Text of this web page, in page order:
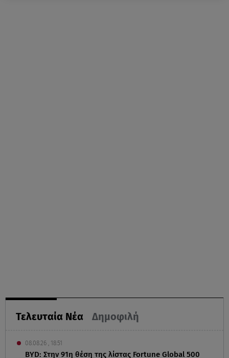
Τελευταία Νέα Δημοφιλή
08.08.26 , 18:51
BYD: Στην 91η θέση της λίστας Fortune Global 500